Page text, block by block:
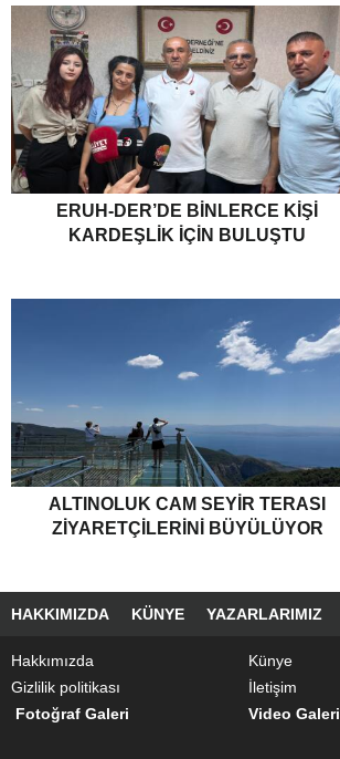
ERUH-DER’DE BINLERCE KIŞI
KARDEŞLIK İÇIN BULUŞTU
ALTINOLUK CAM SEYIR TERASI
ZIYARETÇILERINI BÜYÜLÜYOR
HAKKIMIZDA KÜNYE YAZARLARIMIZ
Hakkımızda Künye
Gizlilik politikası
İletişim
Fotoğraf Galeri
Video Galeri